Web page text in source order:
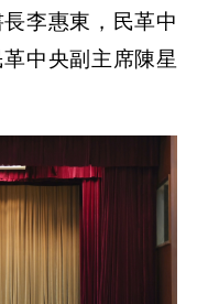
李惠東，民革中
中央副主席陳星